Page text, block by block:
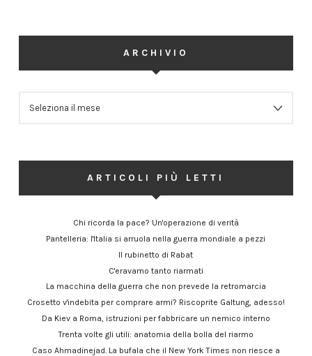
ARCHIVIO
ARTICOLI PIÙ LETTI
Chi ricorda la pace? Un'operazione di verità
Pantelleria: l'Italia si arruola nella guerra mondiale a pezzi
Il rubinetto di Rabat
C'eravamo tanto riarmati
La macchina della guerra che non prevede la retromarcia
Crosetto v'indebita per comprare armi? Riscoprite Galtung, adesso!
Da Kiev a Roma, istruzioni per fabbricare un nemico interno
Trenta volte gli utili: anatomia della bolla del riarmo
Caso Ahmadinejad. La bufala che il New York Times non riesce a